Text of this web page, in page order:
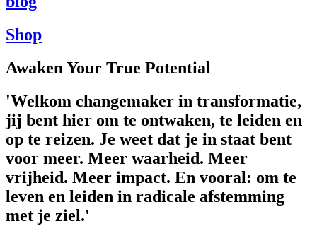
Shop
Awaken Your True Potential
'Welkom changemaker in transformatie,
jij bent hier om te ontwaken, te leiden en
op te reizen. Je weet dat je in staat bent
voor meer. Meer waarheid. Meer
vrijheid. Meer impact. En vooral: om te
leven en leiden in radicale afstemming
met je ziel.'